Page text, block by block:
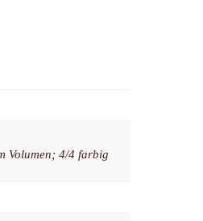
Volumen; 4/4 farbig